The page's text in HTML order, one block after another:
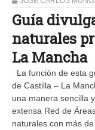
Guía
naturales
La Mancha
La función de esta
de Castilla – La
una manera sencilla
extensa Red de
naturales con más